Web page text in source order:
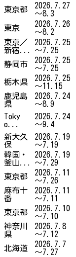
東京都
2026.7.27
～8.3
東京
2026.7.26
～8.2
東京／
新宿...
2026.7.25
～7.25
静岡市
2026.7.25
～7.25
栃木県
2026.7.25
～11.15
鹿児島
県
2026.7.24
～8.9
Toky
o...
2026.7.24
～9.4
新大久
保
2026.7.19
～7.19
韓国・
釜山...
2026.7.19
～7.29
東京都
2026.7.11
～7.26
麻布十
番
2026.7.11
～7.11
東京都
2026.7.10
～7.10
神奈川
県
2026.7.8
～7.12
北海道
2026.7.7
～7.27